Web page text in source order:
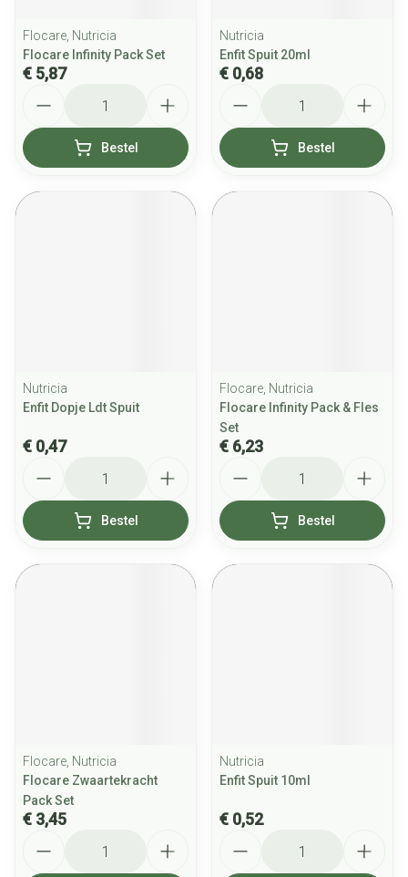
Flocare, Nutricia
Flocare Infinity Pack Set
€ 5,87
Bestel
Nutricia
Enfit Spuit 20ml
€ 0,68
Bestel
Nutricia
Enfit Dopje Ldt Spuit
€ 0,47
Bestel
Flocare, Nutricia
Flocare Infinity Pack & Fles
Set
€ 6,23
Bestel
Flocare, Nutricia
Flocare Zwaartekracht
Pack Set
€ 3,45
Nutricia
Enfit Spuit 10ml
€ 0,52